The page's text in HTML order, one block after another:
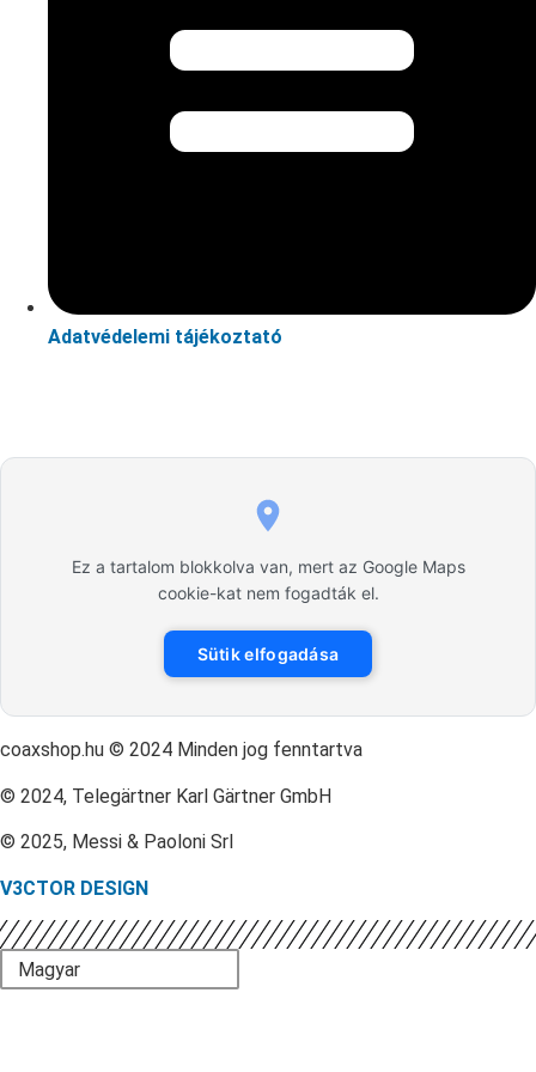
Adatvédelemi tájékoztató
Ez a tartalom blokkolva van, mert az Google Maps
cookie-kat nem fogadták el.
Sütik elfogadása
coaxshop.hu © 2024 Minden jog fenntartva
© 2024, Telegärtner Karl Gärtner GmbH
© 2025, Messi & Paoloni Srl
V3CTOR DESIGN
Magyar